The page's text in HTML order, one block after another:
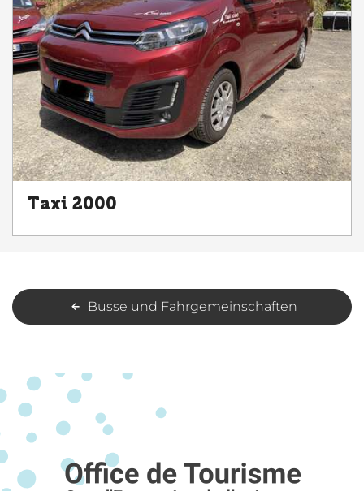
Taxi 2000
Busse und Fahrgemeinschaften